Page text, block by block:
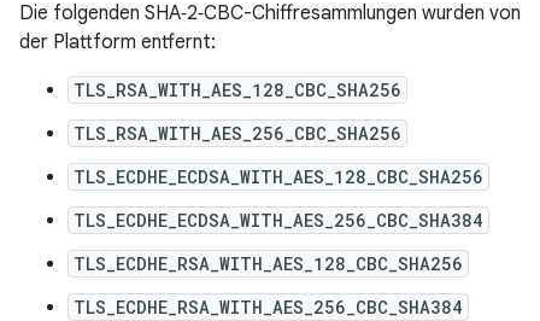
Die folgenden SHA‑2‑CBC-Chiffresammlungen wurden von
der Plattform entfernt:
TLS_RSA_WITH_AES_128_CBC_SHA256
TLS_RSA_WITH_AES_256_CBC_SHA256
TLS_ECDHE_ECDSA_WITH_AES_128_CBC_SHA256
TLS_ECDHE_ECDSA_WITH_AES_256_CBC_SHA384
TLS_ECDHE_RSA_WITH_AES_128_CBC_SHA256
TLS_ECDHE_RSA_WITH_AES_256_CBC_SHA384